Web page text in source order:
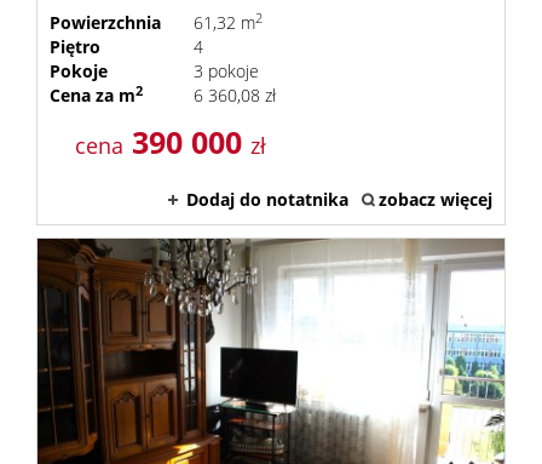
Powierzchnia
61,32 m2
Piętro
4
Pokoje
3 pokoje
Cena za m2 6 360,08 zł
cena 390 000 zł
Dodaj do notatnika zobacz więcej